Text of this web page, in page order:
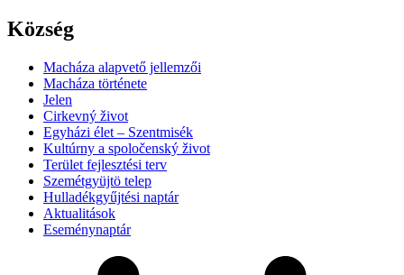
Község
Macháza alapvető jellemzői
Macháza története
Jelen
Cirkevný život
Egyházi élet – Szentmisék
Kultúrny a spoločenský život
Terület fejlesztési terv
Szemétgyüjtö telep
Hulladékgyűjtési naptár
Aktualitások
Eseménynaptár